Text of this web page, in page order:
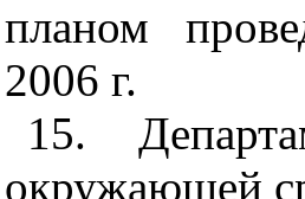
планом
2006 г.
15.
окружающей